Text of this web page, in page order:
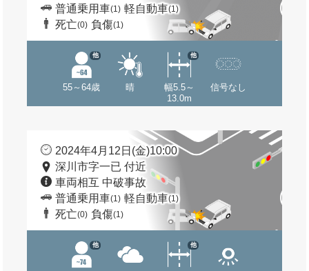
普通乗用車(1) 軽自動車(1)
死亡(0) 負傷(1)
55～64歳
他
晴
幅5.5～
13.0m
他
信号なし
2024年4月12日(金)10:00
深川市字一已 付近
車両相互 中破事故
普通乗用車(1) 軽自動車(1)
死亡(0) 負傷(1)
他 他